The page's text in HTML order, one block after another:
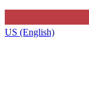
US (English)